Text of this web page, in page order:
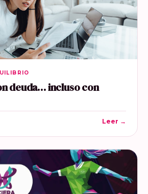
deuda… incluso con
Leer →